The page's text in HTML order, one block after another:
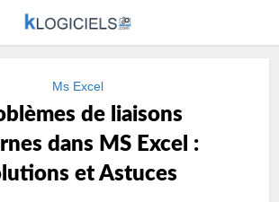
Ms Excel
de liaisons
dans MS Excel :
et Astuces